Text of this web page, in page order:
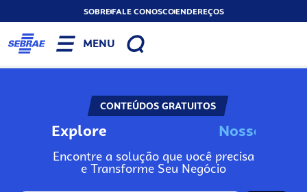
SOBREFALE CONOSCOENDEREÇOS
MENU
CONTEÚDOS GRATUITOS
Explore Nosso
Encontre a solução que você precisa
e Transforme Seu Negócio